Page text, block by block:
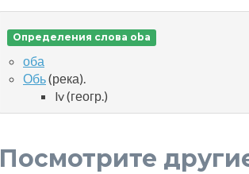
Определения слова oba
оба
Обь(река).
lv (геогр.)
Посмотрите